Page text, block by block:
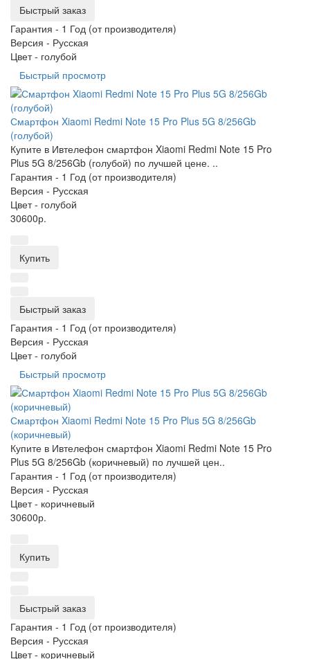
Быстрый заказ
Гарантия - 1 Год (от производителя)
Версия - Русская
Цвет - голубой
Быстрый просмотр
Смартфон Xiaomi Redmi Note 15 Pro Plus 5G 8/256Gb
(голубой)
Купите в Ивтелефон смартфон Xiaomi Redmi Note 15 Pro
Plus 5G 8/256Gb (голубой) по лучшей цене. ..
Гарантия - 1 Год (от производителя)
Версия - Русская
Цвет - голубой
30600р.
Купить
Быстрый заказ
Гарантия - 1 Год (от производителя)
Версия - Русская
Цвет - голубой
Быстрый просмотр
Смартфон Xiaomi Redmi Note 15 Pro Plus 5G 8/256Gb
(коричневый)
Купите в Ивтелефон смартфон Xiaomi Redmi Note 15 Pro
Plus 5G 8/256Gb (коричневый) по лучшей цен..
Гарантия - 1 Год (от производителя)
Версия - Русская
Цвет - коричневый
30600р.
Купить
Быстрый заказ
Гарантия - 1 Год (от производителя)
Версия - Русская
Цвет - коричневый